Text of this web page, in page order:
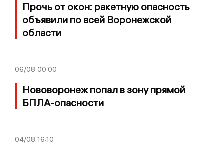
Прочь от окон: ракетную опасность
объявили по всей Воронежской
области
06/08 00:00
Нововоронеж попал в зону прямой
БПЛА-опасности
04/08 16:10